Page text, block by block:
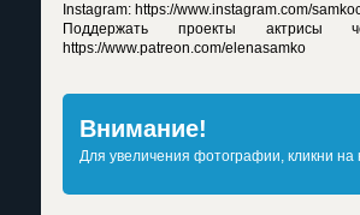
Instagram: https://www.instagram.com/
Поддержать проекты актрисы
https://www.patreon.com/elenasamko
Внимание!
Для увеличения фотографии, кликни на